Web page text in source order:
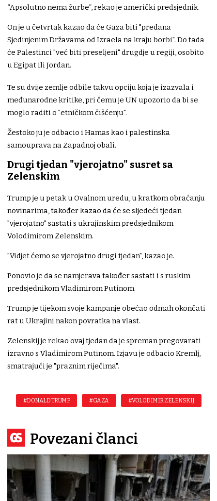
“Apsolutno nema žurbe”, rekao je američki predsjednik.
On je u četvrtak kazao da će Gaza biti "predana
Sjedinjenim Državama od Izraela na kraju borbi". Do tada
će Palestinci "već biti preseljeni" drugdje u regiji, osobito
u Egipat ili Jordan.
Te su dvije zemlje odbile takvu opciju koja je izazvala i
međunarodne kritike, pri čemu je UN upozorio da bi se
moglo raditi o "etničkom čišćenju".
Žestoko ju je odbacio i Hamas kao i palestinska
samouprava na Zapadnoj obali.
Drugi tjedan "vjerojatno" susret sa
Zelenskim
Trump je u petak u Ovalnom uredu, u kratkom obraćanju
novinarima, također kazao da će se sljedeći tjedan
"vjerojatno" sastati s ukrajinskim predsjednikom
Volodimirom Zelenskim.
"Vidjet ćemo se vjerojatno drugi tjedan", kazao je.
Ponovio je da se namjerava također sastati i s ruskim
predsjednikom Vladimirom Putinom.
Trump je tijekom svoje kampanje obećao odmah okončati
rat u Ukrajini nakon povratka na vlast.
Zelenskij je rekao ovaj tjedan da je spreman pregovarati
izravno s Vladimirom Putinom. Izjavu je odbacio Kremlj,
smatrajući je "praznim riječima".
#DONALD TRUMP #GAZA #VOLODIMIR ZELENSKIJ
Povezani članci